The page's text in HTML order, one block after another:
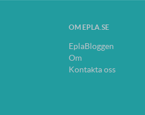
OM EPLA.SE
EplaBloggen
Om
Kontakta oss